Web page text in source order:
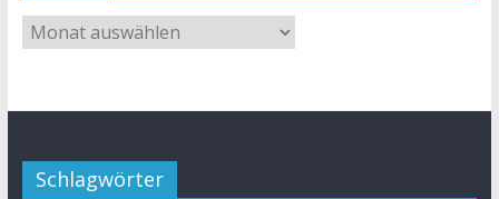
Schlagwörter